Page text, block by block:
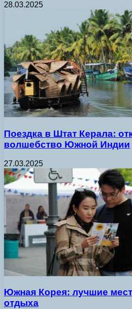
28.03.2025
Поездка в Штат Керала:
волшебство Южной Индии
27.03.2025
Южная Корея: лучшие
отдыха